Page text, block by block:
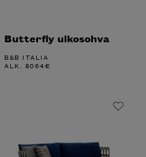
Butterfly ulkosohva
B&B ITALIA
ALK. 8064€